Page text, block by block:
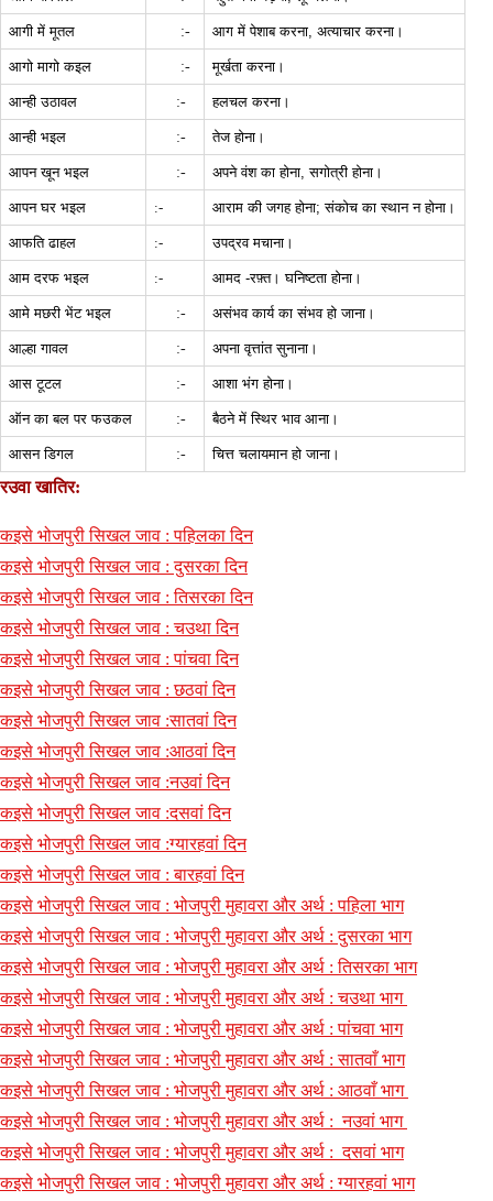
आगी में मूतल :- आग में पेशाब करना, अत्याचार करना।
आगो मागो कइल :- मूर्खता करना।
आन्ही उठावल :- हलचल करना।
आन्ही भइल :- तेज होना।
आपन खून भइल :- अपने वंश का होना, सगोत्री होना।
आपन घर भइल :- आराम की जगह होना; संकोच का स्थान न होना।
आफति ढाहल :- उपद्रव मचाना।
आम दरफ भइल :- आमद -रफ़्त। घनिष्टता होना।
आमे मछरी भेंट भइल :- असंभव कार्य का संभव हो जाना।
आल्हा गावल :- अपना वृत्तांत सुनाना।
आस टूटल :- आशा भंग होना।
ऑन का बल पर फउकल :- बैठने में स्थिर भाव आना।
आसन डिगल :- चित्त चलायमान हो जाना।
रउवा खातिर:
कइसे भोजपुरी सिखल जाव : पहिलका दिन
कइसे भोजपुरी सिखल जाव : दुसरका दिन
कइसे भोजपुरी सिखल जाव : तिसरका दिन
कइसे भोजपुरी सिखल जाव : चउथा दिन
कइसे भोजपुरी सिखल जाव : पांचवा दिन
कइसे भोजपुरी सिखल जाव : छठवां दिन
कइसे भोजपुरी सिखल जाव :सातवां दिन
कइसे भोजपुरी सिखल जाव :आठवां दिन
कइसे भोजपुरी सिखल जाव :नउवां दिन
कइसे भोजपुरी सिखल जाव :दसवां दिन
कइसे भोजपुरी सिखल जाव :ग्यारहवां दिन
कइसे भोजपुरी सिखल जाव : बारहवां दिन
कइसे भोजपुरी सिखल जाव : भोजपुरी मुहावरा और अर्थ : पहिला भाग
कइसे भोजपुरी सिखल जाव : भोजपुरी मुहावरा और अर्थ : दुसरका भाग
कइसे भोजपुरी सिखल जाव : भोजपुरी मुहावरा और अर्थ : तिसरका भाग
कइसे भोजपुरी सिखल जाव : भोजपुरी मुहावरा और अर्थ : चउथा भाग
कइसे भोजपुरी सिखल जाव : भोजपुरी मुहावरा और अर्थ : पांचवा भाग
कइसे भोजपुरी सिखल जाव : भोजपुरी मुहावरा और अर्थ : सातवाँ भाग
कइसे भोजपुरी सिखल जाव : भोजपुरी मुहावरा और अर्थ : आठवाँ भाग
कइसे भोजपुरी सिखल जाव : भोजपुरी मुहावरा और अर्थ : नउवां भाग
कइसे भोजपुरी सिखल जाव : भोजपुरी मुहावरा और अर्थ : दसवां भाग
कइसे भोजपुरी सिखल जाव : भोजपुरी मुहावरा और अर्थ : ग्यारहवां भाग